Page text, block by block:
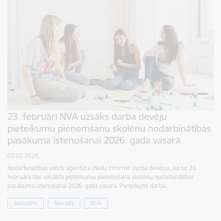
23. februārī NVA uzsāks darba devēju
pieteikumu pieņemšanu skolēnu nodarbinātības
pasākuma īstenošanai 2026. gada vasarā
03.02.2026.
Nodarbinātības valsts aģentūra (NVA) informē darba devējus, ka no 23.
februāra tiks uzsākta pieteikumu pieņemšana skolēnu nodarbinātības
pasākuma īstenošanai 2026. gada vasarā. Pieteikumi darba…
Jaunatne Novads NVA